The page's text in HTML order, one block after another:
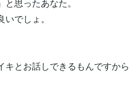
でしょ。
とお話しできるもんですから